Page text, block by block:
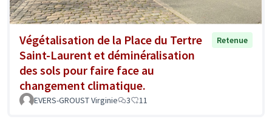
Végétalisation de la Place du Tertre
Saint-Laurent et déminéralisation
des sols pour faire face au
changement climatique.
Retenue
EVERS-GROUST Virginie 3 11